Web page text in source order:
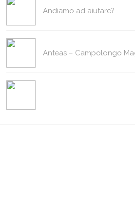
Andiamo ad aiutare?
Anteas – Campolongo